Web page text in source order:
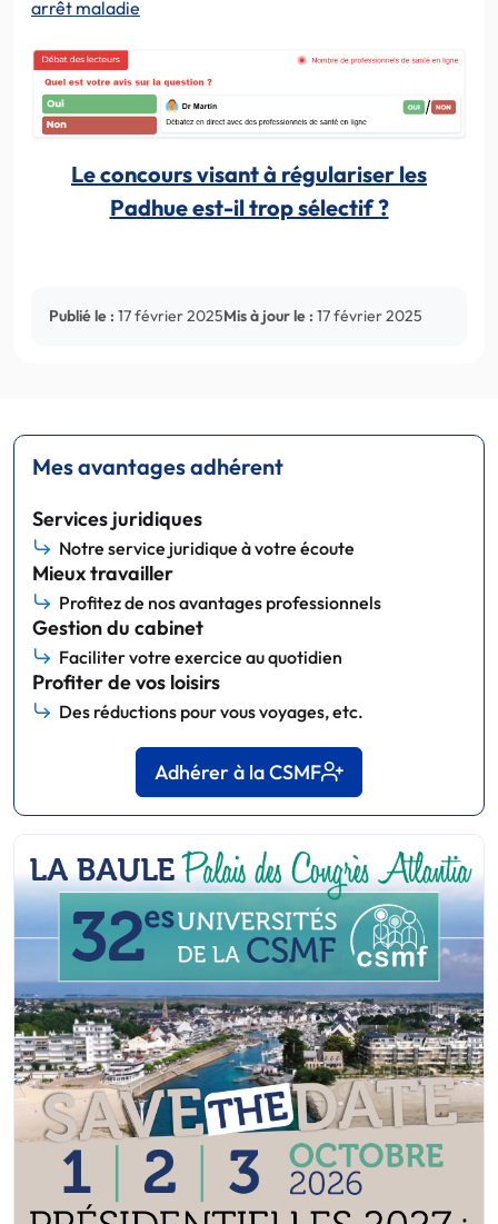
arrêt maladie
Le concours visant à régulariser les
Padhue est-il trop sélectif ?
Publié le : 17 février 2025Mis à jour le : 17 février 2025
Mes avantages adhérent
Services juridiques
Notre service juridique à votre écoute
Mieux travailler
Profitez de nos avantages professionnels
Gestion du cabinet
Faciliter votre exercice au quotidien
Profiter de vos loisirs
Des réductions pour vous voyages, etc.
Adhérer à la CSMF